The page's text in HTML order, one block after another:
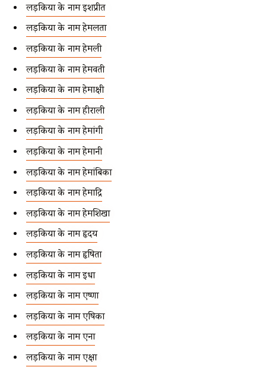
लड़कियों के नाम इशप्रीत
लड़कियों के नाम हेमलता
लड़कियों के नाम हेमली
लड़कियों के नाम हेमवती
लड़कियों के नाम हेमाक्षी
लड़कियों के नाम हीराली
लड़कियों के नाम हेमांगी
लड़कियों के नाम हेमानी
लड़कियों के नाम हेमांबिका
लड़कियों के नाम हेमाद्रि
लड़कियों के नाम हेमशिखा
लड़कियों के नाम हृदय
लड़कियों के नाम हृषिता
लड़कियों के नाम इधा
लड़कियों के नाम एष्णा
लड़कियों के नाम एषिका
लड़कियों के नाम एना
लड़कियों के नाम एक्षा